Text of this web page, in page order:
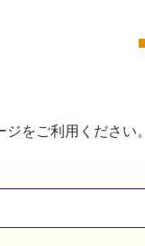
をご利用ください。